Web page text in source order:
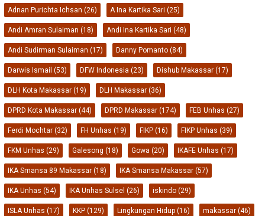
Adnan Purichta Ichsan (26) A Ina Kartika Sari (25)
Andi Amran Sulaiman (18) Andi Ina Kartika Sari (48)
Andi Sudirman Sulaiman (17) Danny Pomanto (84)
Darwis Ismail (53) DFW Indonesia (23) Dishub Makassar (17)
DLH Kota Makassar (19) DLH Makassar (36)
DPRD Kota Makassar (44) DPRD Makassar (174) FEB Unhas (27)
Ferdi Mochtar (32) FH Unhas (19) FIKP (16) FIKP Unhas (39)
FKM Unhas (29) Galesong (18) Gowa (20) IKAFE Unhas (17)
IKA Smansa 89 Makassar (18) IKA Smansa Makassar (57)
IKA Unhas (54) IKA Unhas Sulsel (26) iskindo (29)
ISLA Unhas (17) KKP (129) Lingkungan Hidup (16) makassar (46)